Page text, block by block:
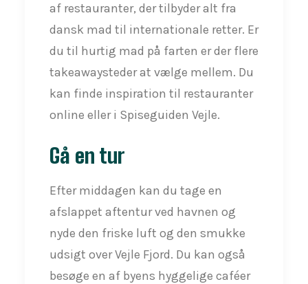
af restauranter, der tilbyder alt fra
dansk mad til internationale retter. Er
du til hurtig mad på farten er der flere
takeawaysteder at vælge mellem. Du
kan finde inspiration til restauranter
online eller i Spiseguiden Vejle.
Gå en tur
Efter middagen kan du tage en
afslappet aftentur ved havnen og
nyde den friske luft og den smukke
udsigt over Vejle Fjord. Du kan også
besøge en af byens hyggelige caféer